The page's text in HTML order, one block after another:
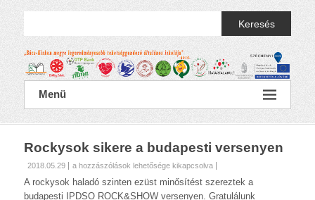
Keresés
Menü
Rockysok sikere a budapesti versenyen
2018.05.29
Rockysok
sikere
a hozzászólások lehetősége kikapcsolva
A rockysok haladó szinten ezüst minősítést szereztek a
budapesti IPDSO ROCK&SHOW versenyen. Gratulálunk